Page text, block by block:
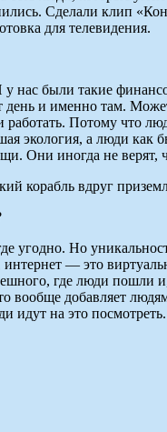
Сделали клип
для телевидения.
были такие
и именно там.
Потому что
экология, а люди
Они иногда не верят,
корабль вдруг
угодно. Но
— это
где люди
вообще добавляет
идут на это посмотреть.